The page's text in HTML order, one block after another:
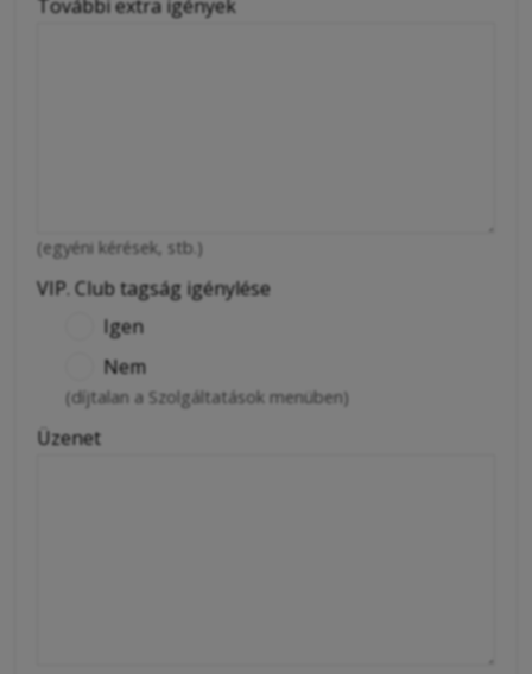
További extra igények
(egyéni kérések, stb.)
VIP. Club tagság igénylése
Igen
Nem
(díjtalan a Szolgáltatások menüben)
Üzenet